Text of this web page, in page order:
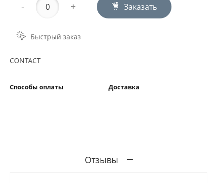
- + Заказать
Быстрый заказ
CONTACT
Способы оплаты Доставка
Отзывы